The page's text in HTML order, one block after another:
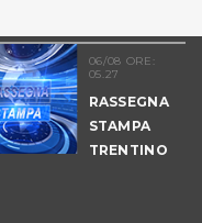
06/08 ORE:
05.27
RASSEGNA
STAMPA
TRENTINO